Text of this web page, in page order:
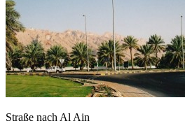
Straße nach Al Ain